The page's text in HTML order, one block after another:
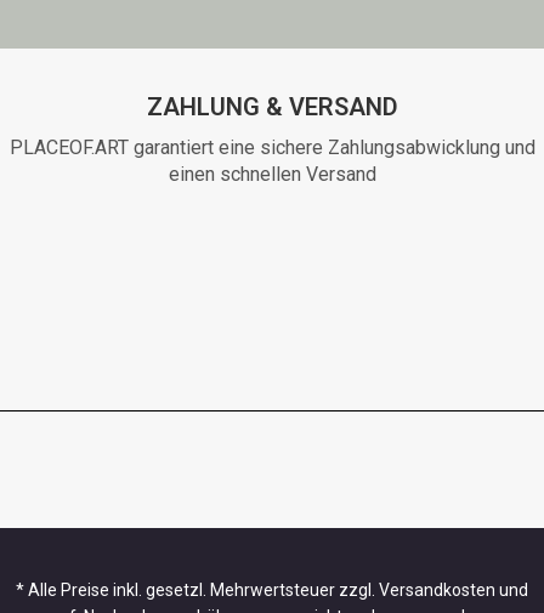
ZAHLUNG & VERSAND
PLACEOF.ART garantiert eine sichere Zahlungsabwicklung und
einen schnellen Versand
* Alle Preise inkl. gesetzl. Mehrwertsteuer zzgl. Versandkosten und